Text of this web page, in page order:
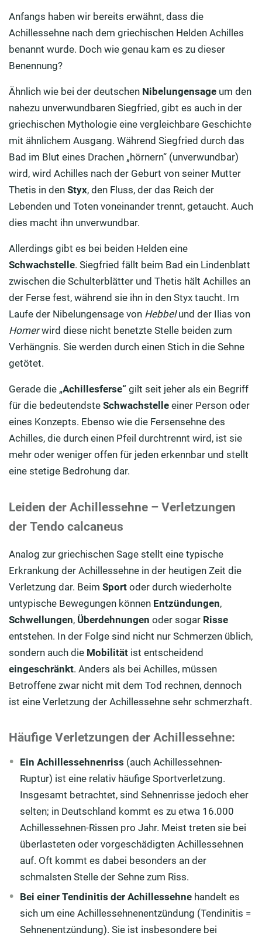
Anfangs haben wir bereits erwähnt, dass die
Achillessehne nach dem griechischen Helden Achilles
benannt wurde. Doch wie genau kam es zu dieser
Benennung?
Ähnlich wie bei der deutschen Nibelungensage um den
nahezu unverwundbaren Siegfried, gibt es auch in der
griechischen Mythologie eine vergleichbare Geschichte
mit ähnlichem Ausgang. Während Siegfried durch das
Bad im Blut eines Drachen „hörnern“ (unverwundbar)
wird, wird Achilles nach der Geburt von seiner Mutter
Thetis in den Styx, den Fluss, der das Reich der
Lebenden und Toten voneinander trennt, getaucht. Auch
dies macht ihn unverwundbar.
Allerdings gibt es bei beiden Helden eine
Schwachstelle. Siegfried fällt beim Bad ein Lindenblatt
zwischen die Schulterblätter und Thetis hält Achilles an
der Ferse fest, während sie ihn in den Styx taucht. Im
Laufe der Nibelungensage von Hebbelund der Ilias von
Homerwird diese nicht benetzte Stelle beiden zum
Verhängnis. Sie werden durch einen Stich in die Sehne
getötet.
Gerade die „Achillesferse“ gilt seit jeher als ein Begriff
für die bedeutendste Schwachstelle einer Person oder
eines Konzepts. Ebenso wie die Fersensehne des
Achilles, die durch einen Pfeil durchtrennt wird, ist sie
mehr oder weniger offen für jeden erkennbar und stellt
eine stetige Bedrohung dar.
Leiden der Achillessehne – Verletzungen
der Tendo calcaneus
Analog zur griechischen Sage stellt eine typische
Erkrankung der Achillessehne in der heutigen Zeit die
Verletzung dar. Beim Sport oder durch wiederholte
untypische Bewegungen können Entzündungen,
Schwellungen, Überdehnungen oder sogar Risse
entstehen. In der Folge sind nicht nur Schmerzen üblich,
sondern auch die Mobilität ist entscheidend
eingeschränkt. Anders als bei Achilles, müssen
Betroffene zwar nicht mit dem Tod rechnen, dennoch
ist eine Verletzung der Achillessehne sehr schmerzhaft.
Häufige Verletzungen der Achillessehne:
Ein Achillessehnenriss (auch Achillessehnen-
Ruptur) ist eine relativ häufige Sportverletzung.
Insgesamt betrachtet, sind Sehnenrisse jedoch eher
selten; in Deutschland kommt es zu etwa 16.000
Achillessehnen-Rissen pro Jahr. Meist treten sie bei
überlasteten oder vorgeschädigten Achillessehnen
auf. Oft kommt es dabei besonders an der
schmalsten Stelle der Sehne zum Riss.
Bei einer Tendinitis der Achillessehne handelt es
sich um eine Achillessehnenentzündung (Tendinitis =
Sehnenentzündung). Sie ist insbesondere bei